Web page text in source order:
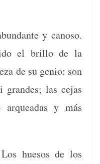
y canoso.
el bril­lo de la
de su genio: son
grandes; las cejas
arqueadas y más
hue­sos de los